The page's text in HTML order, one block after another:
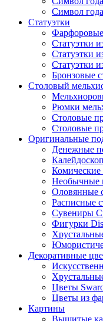
Символ
Статуэтки
Фарфоровые
Статуэтки
Статуэтки
Статуэтки
Бронзовые
Столовый
Рюмки
Столовые
Столовые
Оригинальные
Денежные
Необычные
Оловянные
Расписные
Сувениры
Фигурки
Декоративные
Цветы
Цветы из
Картины
Вышитые